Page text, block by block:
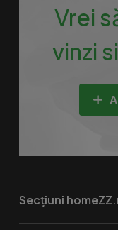
Vrei
vinzi
Secțiuni